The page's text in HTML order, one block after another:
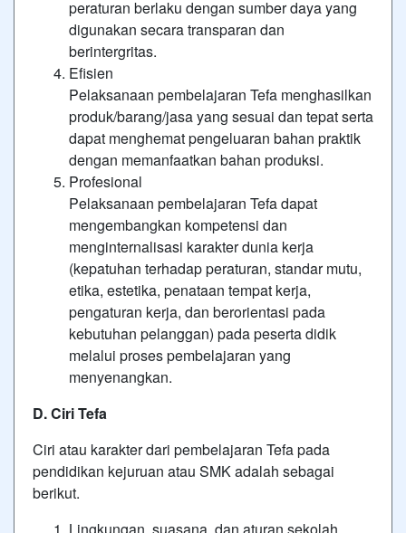
peraturan berlaku dengan sumber daya yang
digunakan secara transparan dan
berintergritas.
Efisien
Pelaksanaan pembelajaran Tefa menghasilkan
produk/barang/jasa yang sesuai dan tepat serta
dapat menghemat pengeluaran bahan praktik
dengan memanfaatkan bahan produksi.
Profesional
Pelaksanaan pembelajaran Tefa dapat
mengembangkan kompetensi dan
menginternalisasi karakter dunia kerja
(kepatuhan terhadap peraturan, standar mutu,
etika, estetika, penataan tempat kerja,
pengaturan kerja, dan berorientasi pada
kebutuhan pelanggan) pada peserta didik
melalui proses pembelajaran yang
menyenangkan.
D. Ciri Tefa
Ciri atau karakter dari pembelajaran Tefa pada
pendidikan kejuruan atau SMK adalah sebagai
berikut.